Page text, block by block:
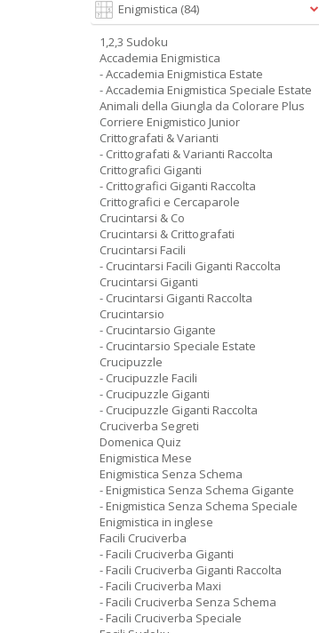
Digitale
2.50 €
Cartacea
5.90 € 2.50 €
Enigmistica (84)
1,2,3 Sudoku
Accademia Enigmistica
- Accademia Enigmistica Estate
- Accademia Enigmistica Speciale Estate
Animali della Giungla da Colorare Plus
Corriere Enigmistico Junior
Crittografati & Varianti
- Crittografati & Varianti Raccolta
Crittografici Giganti
- Crittografici Giganti Raccolta
Crittografici e Cercaparole
Crucintarsi & Co
Crucintarsi & Crittografati
Crucintarsi Facili
- Crucintarsi Facili Giganti Raccolta
Crucintarsi Giganti
- Crucintarsi Giganti Raccolta
Crucintarsio
- Crucintarsio Gigante
- Crucintarsio Speciale Estate
Crucipuzzle
- Crucipuzzle Facili
- Crucipuzzle Giganti
- Crucipuzzle Giganti Raccolta
Cruciverba Segreti
Domenica Quiz
Enigmistica Mese
Enigmistica Senza Schema
- Enigmistica Senza Schema Gigante
- Enigmistica Senza Schema Speciale
Enigmistica in inglese
Facili Cruciverba
- Facili Cruciverba Giganti
- Facili Cruciverba Giganti Raccolta
- Facili Cruciverba Maxi
- Facili Cruciverba Senza Schema
- Facili Cruciverba Speciale